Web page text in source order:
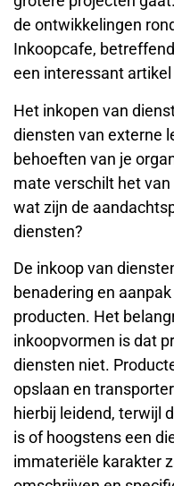
de ontwikkelingen
Inkoopcafe,
een interessant
Het inkopen van
diensten van externe
behoeften van je
mate verschilt het
wat zijn de
diensten?
De inkoop van
benadering en
producten. Het
inkoopvormen is dat
diensten niet.
opslaan en
hierbij leidend, terwijl
is of hoogstens een
immateriële karakter